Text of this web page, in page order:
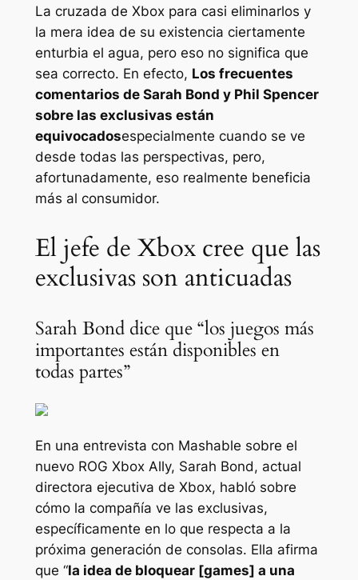
La cruzada de Xbox para casi eliminarlos y
la mera idea de su existencia ciertamente
enturbia el agua, pero eso no significa que
sea correcto. En efecto, Los frecuentes
comentarios de Sarah Bond y Phil Spencer
sobre las exclusivas están
equivocadosespecialmente cuando se ve
desde todas las perspectivas, pero,
afortunadamente, eso realmente beneficia
más al consumidor.
El jefe de Xbox cree que las
exclusivas son anticuadas
Sarah Bond dice que “los juegos más
importantes están disponibles en
todas partes”
En una entrevista con Mashable sobre el
nuevo ROG Xbox Ally, Sarah Bond, actual
directora ejecutiva de Xbox, habló sobre
cómo la compañía ve las exclusivas,
específicamente en lo que respecta a la
próxima generación de consolas. Ella afirma
que “la idea de bloquear [games] a una